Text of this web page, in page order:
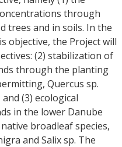
through
trees and in soils. In the
objective, the Project will
(2) stabilization of
through the planting
Quercus sp.
(3) ecological
in the lower Danube
broadleaf species,
and Salix sp. The